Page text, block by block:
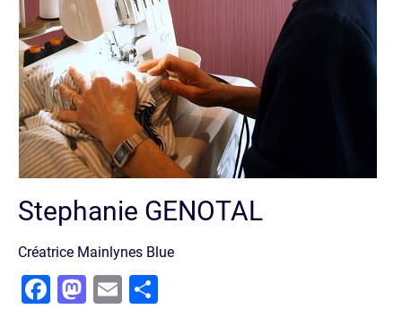
Stephanie GENOTAL
Créatrice Mainlynes Blue
Facebook
Mastodon
Email